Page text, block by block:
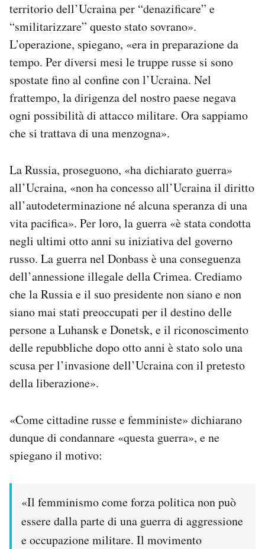
territorio dell’Ucraina per “denazificare” e
“smilitarizzare” questo stato sovrano».
L’operazione, spiegano, «era in preparazione da
tempo. Per diversi mesi le truppe russe si sono
spostate fino al confine con l’Ucraina. Nel
frattempo, la dirigenza del nostro paese negava
ogni possibilità di attacco militare. Ora sappiamo
che si trattava di una menzogna».
La Russia, proseguono, «ha dichiarato guerra»
all’Ucraina, «non ha concesso all’Ucraina il diritto
all’autodeterminazione né alcuna speranza di una
vita pacifica». Per loro, la guerra «è stata condotta
negli ultimi otto anni su iniziativa del governo
russo. La guerra nel Donbass è una conseguenza
dell’annessione illegale della Crimea. Crediamo
che la Russia e il suo presidente non siano e non
siano mai stati preoccupati per il destino delle
persone a Luhansk e Donetsk, e il riconoscimento
delle repubbliche dopo otto anni è stato solo una
scusa per l’invasione dell’Ucraina con il pretesto
della liberazione».
«Come cittadine russe e femministe» dichiarano
dunque di condannare «questa guerra», e ne
spiegano il motivo:
«Il femminismo come forza politica non può
essere dalla parte di una guerra di aggressione
e occupazione militare. Il movimento